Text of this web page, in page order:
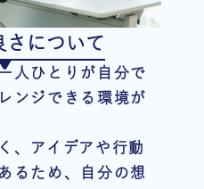
さについて
人ひとりが自分で
ンジできる環境が
、アイデアや行動
るため、自分の想